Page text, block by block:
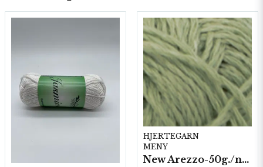
HJERTEGARN
MENY
New Arezzo-50g./nyst. 10 st/fp.